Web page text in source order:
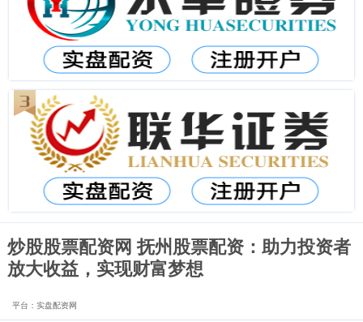
炒股股票配资网 抚州股票配资：助力投资者
放大收益，实现财富梦想
平台：实盘配资网